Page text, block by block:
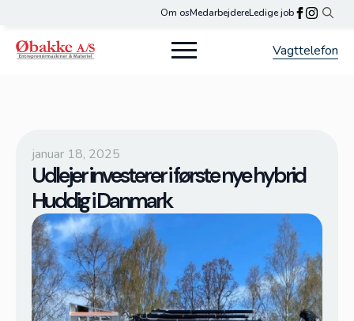
Om osMedarbejdereLedige job
for:
Vagttelefon
januar 18, 2025
Udlejer investerer i første nye hybrid
Huddig i Danmark